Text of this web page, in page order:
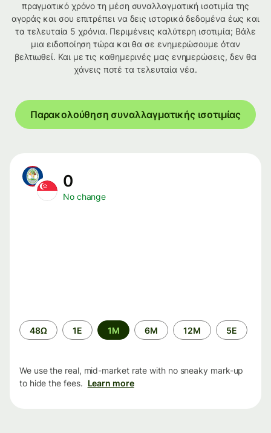
πραγματικό χρόνο τη μέση συναλλαγματική ισοτιμία της
αγοράς και σου επιτρέπει να δεις ιστορικά δεδομένα έως και
τα τελευταία 5 χρόνια. Περιμένεις καλύτερη ισοτιμία; Βάλε
μια ειδοποίηση τώρα και θα σε ενημερώσουμε όταν
βελτιωθεί. Και με τις καθημερινές μας ενημερώσεις, δεν θα
χάνεις ποτέ τα τελευταία νέα.
Παρακολούθηση συναλλαγματικής ισοτιμίας
0
No change
Time
period
48Ω 1Ε 1M 6M 12M 5Ε
We use the real, mid-market rate with no sneaky mark-up
to hide the fees. Learn more